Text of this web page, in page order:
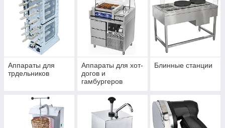
Аппараты для
трдельников
Аппараты для хот-
догов и
гамбургеров
Блинные станции